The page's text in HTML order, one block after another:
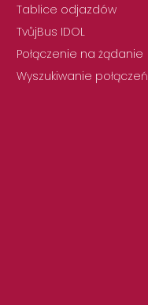
Tablice odjazdów
TvůjBus IDOL
Połączenie na żądanie
Wyszukiwanie połączeń